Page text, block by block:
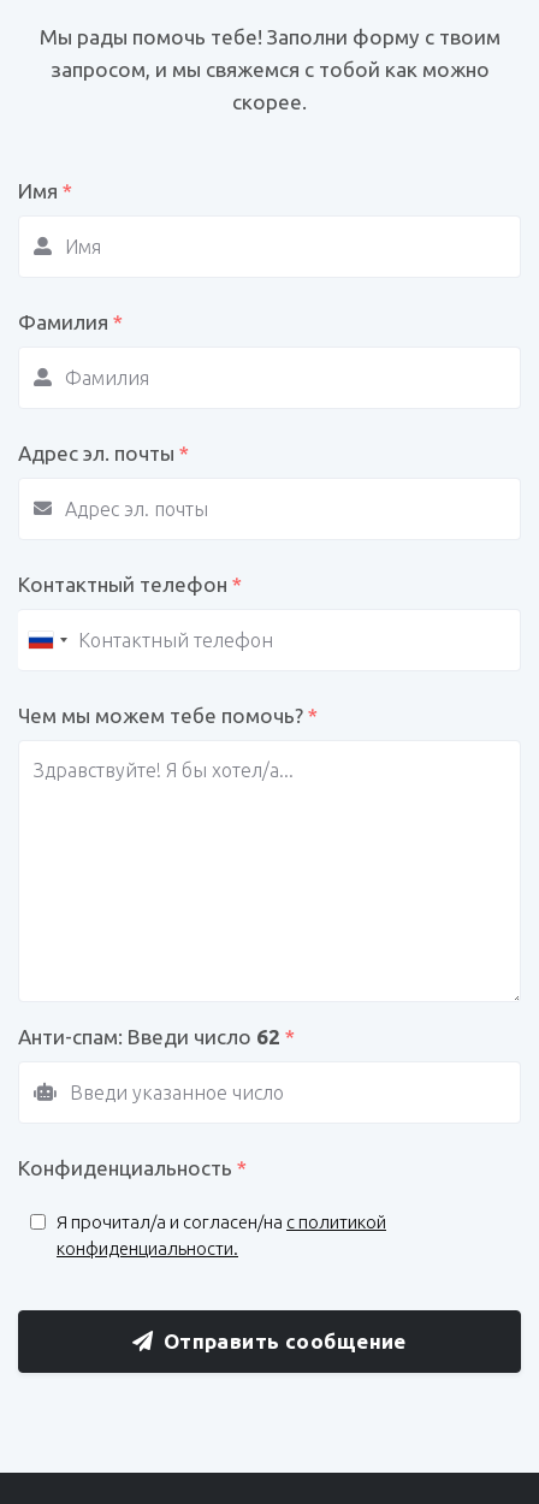
Мы рады помочь тебе! Заполни форму с твоим
запросом, и мы свяжемся с тобой как можно
скорее.
Имя *
Фамилия *
Адрес эл. почты *
Контактный телефон *
Чем мы можем тебе помочь? *
Анти-спам: Введи число 62 *
Конфиденциальность *
Я прочитал/a и согласен/на с политикой
конфиденциальности.
Отправить сообщение